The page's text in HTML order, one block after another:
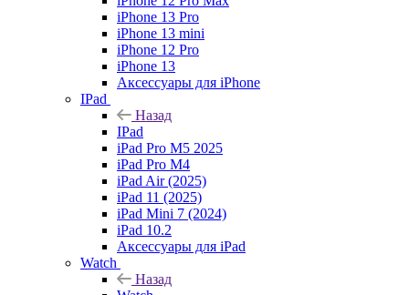
iPhone 13 Pro
iPhone 13 mini
iPhone 12 Pro
iPhone 13
Аксессуары для iPhone
IPad
Назад
IPad
iPad Pro M5 2025
iPad Pro M4
iPad Air (2025)
iPad 11 (2025)
iPad Mini 7 (2024)
iPad 10.2
Аксессуары для iPad
Watch
Назад